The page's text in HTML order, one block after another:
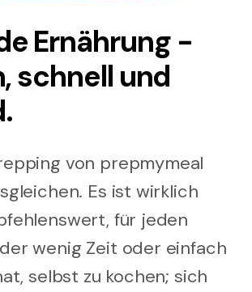
Ernährung -
schnell und
von prepmymeal
Es ist wirklich
für jeden
wenig Zeit oder einfach
selbst zu kochen; sich